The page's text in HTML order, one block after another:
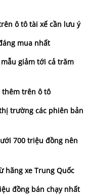
ô tô tài xế cần lưu ý
mua nhất
giảm tới cả trăm
trên ô tô
trường các phiên bản
700 triệu đồng nên
hãng xe Trung Quốc
đồng bán chạy nhất